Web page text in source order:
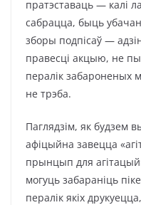
пратэставаць — калі
сабрацца, быць
зборы подпісаў —
правесці акцыю, не
пералік забароненых
не трэба.
Паглядзім, як будзем
афіцыйна завецца
прынцып для
могуць забараніць
пералік якіх